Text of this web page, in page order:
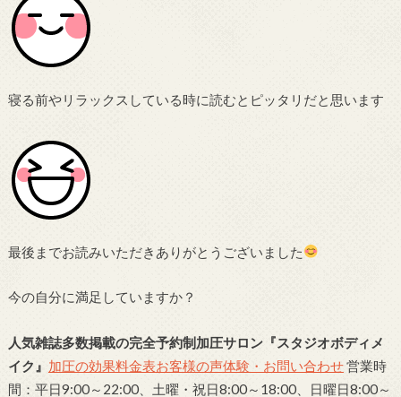
寝る前やリラックスしている時に読むとピッタリだと思います
最後までお読みいただきありがとうございました
今の自分に満足していますか？
人気雑誌多数掲載の完全予約制加圧サロン『スタジオボディメ
イク』 加圧の効果料金表お客様の声体験・お問い合わせ営業時
間：平日9:00～22:00、土曜・祝日8:00～18:00、日曜日8:00～